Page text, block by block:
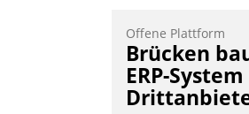
Offene Plattform
Brücken
ERP-